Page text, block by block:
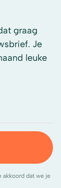
graag
Je
leuke
akkoord dat we je